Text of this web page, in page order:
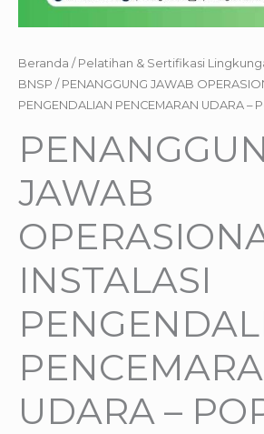
Beranda / Pelatihan & Sertifikasi
BNSP / PENANGGUNG JAWAB
PENGENDALIAN PENCEMARAN UDARA –
JAWAB
INSTALASI
UDARA –